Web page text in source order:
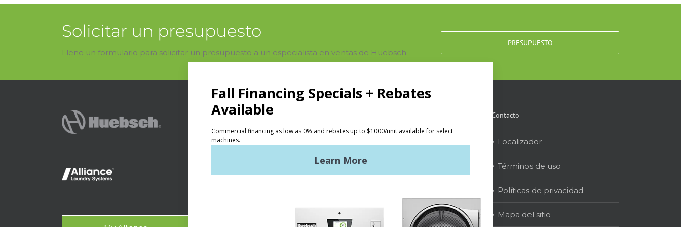
Solicitar un presupuesto
Llene un formulario para solicitar un presupuesto a un especialista en ventas de Huebsch.
PRESUPUESTO
Productos
Lavandería comercial
Lavandería comercial ligera Primeros pasos
Contacto
Localizador
Términos de uso
Políticas de privacidad
Mapa del sitio